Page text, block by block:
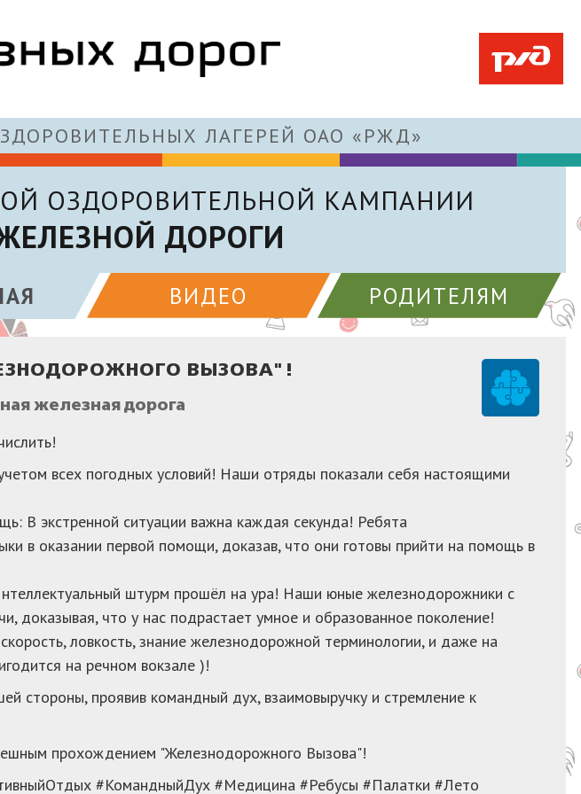
ЛАГЕРЕЙ ОАО «РЖД»
ОЗДОРОВИТЕЛЬНОЙ КАМПАНИИ
ДОРОГИ
ВИДЕО РОДИТЕЛЯМ
ВЫЗОВА"!
железная дорога
всех погодных условий! Наши отряды показали себя настоящими
В экстренной ситуации важна каждая секунда! Ребята
в оказании первой помощи, доказав, что они готовы прийти на помощь в
штурм прошёл на ура! Наши юные железнодорожники с
доказывая, что у нас подрастает умное и образованное поколение!
ловкость, знание железнодорожной терминологии, и даже на
на речном вокзале )!
стороны, проявив командный дух, взаимовыручку и стремление к
прохождением "Железнодорожного Вызова"!
#КомандныйДух #Медицина #Ребусы #Палатки #Лето